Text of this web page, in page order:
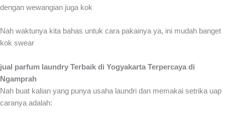
dengan wewangian juga kok
Nah waktunya kita bahas untuk cara pakainya ya, ini mudah banget
kok swear
jual parfum laundry Terbaik di Yogyakarta Terpercaya di
Ngamprah
Nah buat kalian yang punya usaha laundri dan memakai setrika uap
caranya adalah: